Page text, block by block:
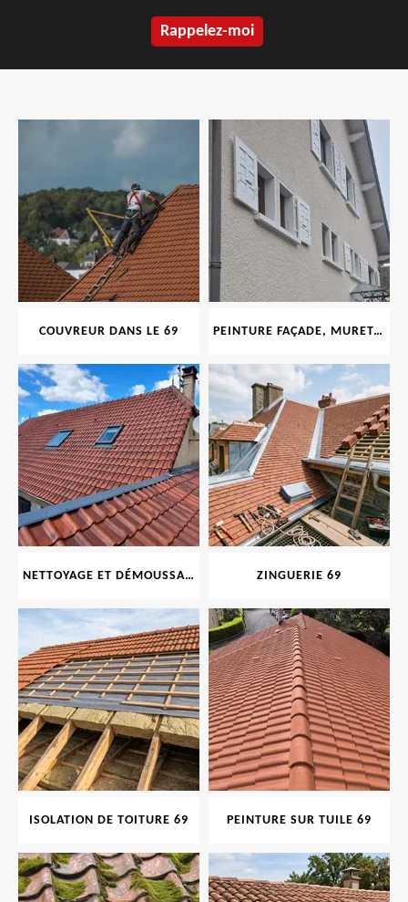
COUVREUR DANS LE 69 PEINTURE FAÇADE, MURET, TOITURE, BOISERIE, FERRONERIE, GOUTTIÈRE 69
NETTOYAGE ET DÉMOUSSAGE DE TOITURE ET FAÇADE 69 ZINGUERIE 69
ISOLATION DE TOITURE 69 PEINTURE SUR TUILE 69